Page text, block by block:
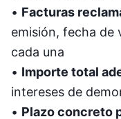
• Facturas
emisión, fecha de
cada una
• Importe total
intereses de
• Plazo concreto